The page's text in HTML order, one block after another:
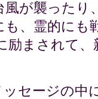
が襲ったり
、霊的にも
励まされて
ッセージの中